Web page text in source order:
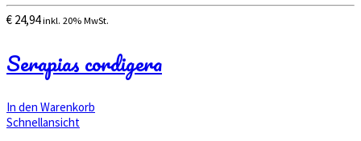
€ 24,94 inkl. 20% MwSt.
Serapias cordigera
In den Warenkorb
Schnellansicht